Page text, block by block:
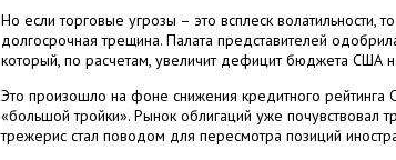
Но если торговые угрозы – это всплеск волатильности,
долгосрочная трещина. Палата представителей
который, по расчетам, увеличит дефицит бюджета США
Это произошло на фоне снижения кредитного рейтинга
«большой тройки». Рынок облигаций уже почувствовал
трежерис стал поводом для пересмотра позиций